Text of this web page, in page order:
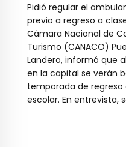
Pidió regular el
previo a regreso a
Cámara Nacional de
Turismo (CANACO)
Landero, informó que
en la capital se verán
temporada de
escolar. En entrevista,